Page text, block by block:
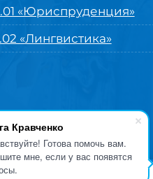
Кравченко
Готова помочь вам.
мне, если у вас появятся
«Юриспруденция»
«Лингвистика»
и продвижение в Центре